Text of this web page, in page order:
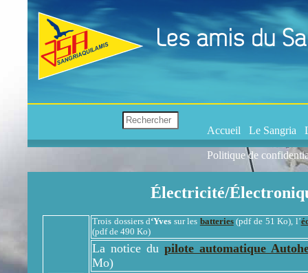
Accueil Le Sangria
Politique de
Électricité/
Trois dossiers d‘Yves sur les batteries(pdf de 51 Ko), l’
(pdf de 490 Ko)
La notice du pilote automatique
Mo)